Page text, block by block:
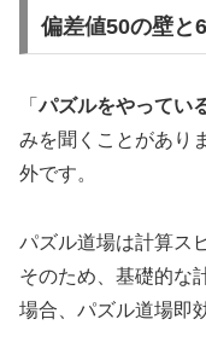
偏差値50の壁と
「パズルをやってい
みを聞くことがあり
外です。
パズル道場は計算ス
そのため、基礎的な
場合、パズル道場即